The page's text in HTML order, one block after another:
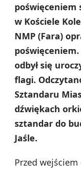
w Kościele
NMP (Fara)
odbył się
flagi.
Sztandaru
dźwiękach
sztandar do
Jaśle.
Przed